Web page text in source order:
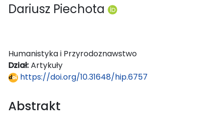
Dariusz Piechota
Humanistyka i Przyrodoznawstwo
Dział:Artykuły
https://doi.org/10.31648/hip.6757
Abstrakt